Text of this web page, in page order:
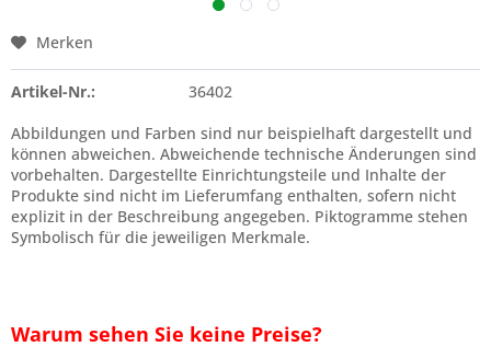
Merken
Artikel-Nr.:
36402
Abbildungen und Farben sind nur beispielhaft dargestellt und
können abweichen. Abweichende technische Änderungen sind
vorbehalten. Dargestellte Einrichtungsteile und Inhalte der
Produkte sind nicht im Lieferumfang enthalten, sofern nicht
explizit in der Beschreibung angegeben. Piktogramme stehen
Symbolisch für die jeweiligen Merkmale.
Warum sehen Sie keine Preise?